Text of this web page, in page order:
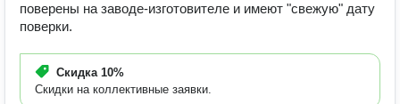
поверены на заводе-изготовителе и имеют "свежую" дату
поверки.
Скидка 10%
Скидки на коллективные заявки.